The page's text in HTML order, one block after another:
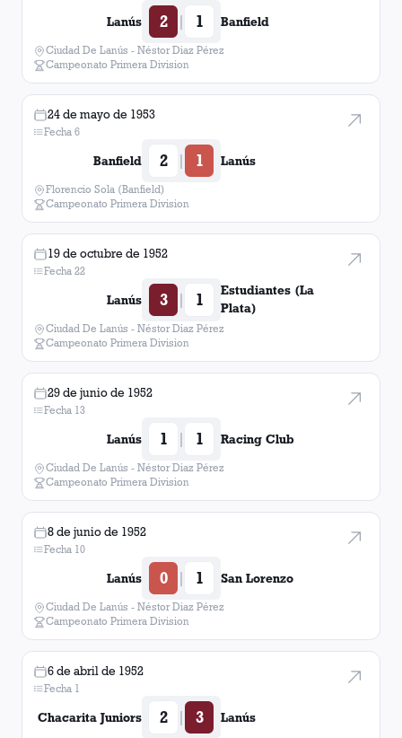
Lanús 2 | 1 Banfield
Ciudad De Lanús - Néstor Diaz Pérez
Campeonato Primera Division
24 de mayo de 1953
Fecha 6
Banfield 2 | 1 Lanús
Florencio Sola (Banfield)
Campeonato Primera Division
19 de octubre de 1952
Fecha 22
Lanús 3 | 1
Estudiantes (La
Plata)
Ciudad De Lanús - Néstor Diaz Pérez
Campeonato Primera Division
29 de junio de 1952
Fecha 13
Lanús 1 | 1 Racing Club
Ciudad De Lanús - Néstor Diaz Pérez
Campeonato Primera Division
8 de junio de 1952
Fecha 10
Lanús 0 | 1 San Lorenzo
Ciudad De Lanús - Néstor Diaz Pérez
Campeonato Primera Division
6 de abril de 1952
Fecha 1
Chacarita Juniors 2 | 3 Lanús